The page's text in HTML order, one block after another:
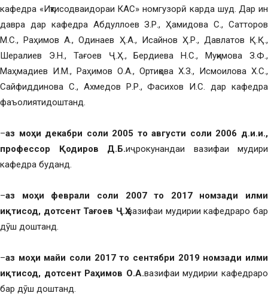
кафедра «Иқтисодваидораи КАС» номгузорӣ карда шуд. Дар ин
давра дар кафедра Абдуллоев З.Р., Ҳамидова С., Сатторов
М.С., Раҳимов А., Одинаев Ҳ.А., Исайнов Ҳ.Р., Давлатов Қ.Қ.,
Шералиев Э.Н., Тағоев Ҷ.Ҳ., Бердиева Н.С., Муқимова З.Ф.,
Маҳмадиев И.М., Раҳимов О.А., Ортиқова Х.З., Исмоилова Х.С.,
Сайфиддинова С., Ахмедов Р.Р., Фасихов И.С. дар кафедра
фаъолиятидоштанд.
–аз моҳи декабри соли 2005 то августи соли 2006 д.и.и.,
профессор Қодиров Д.Б.иҷрокунандаи вазифаи мудири
кафедра буданд.
–аз моҳи феврали соли 2007 то 2017 номзади илми
иқтисод, дотсент Тағоев Ҷ.Ҳ.вазифаи мудирии кафедраро бар
дӯш доштанд.
–аз моҳи майи соли 2017 то сентябри 2019 номзади илми
иқтисод, дотсент Раҳимов О.А.вазифаи мудирии кафедраро
бар дӯш доштанд.